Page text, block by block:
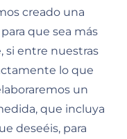
creado una
que sea más
si entre nuestras
lo que
un
que incluya
deseéis, para